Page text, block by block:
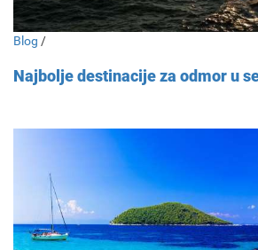
Blog /
Najbolje destinacije za odmor u